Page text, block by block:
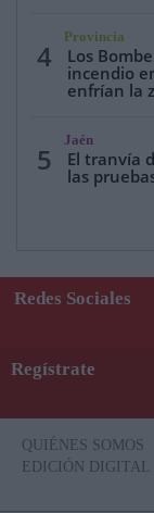
4
Provincia
Los
incendio
enfrían la
5
Jaén
El tranvía
las
Redes Sociales
Regístrate
QUIÉNES SOMOS
EDICIÓN DIGITAL